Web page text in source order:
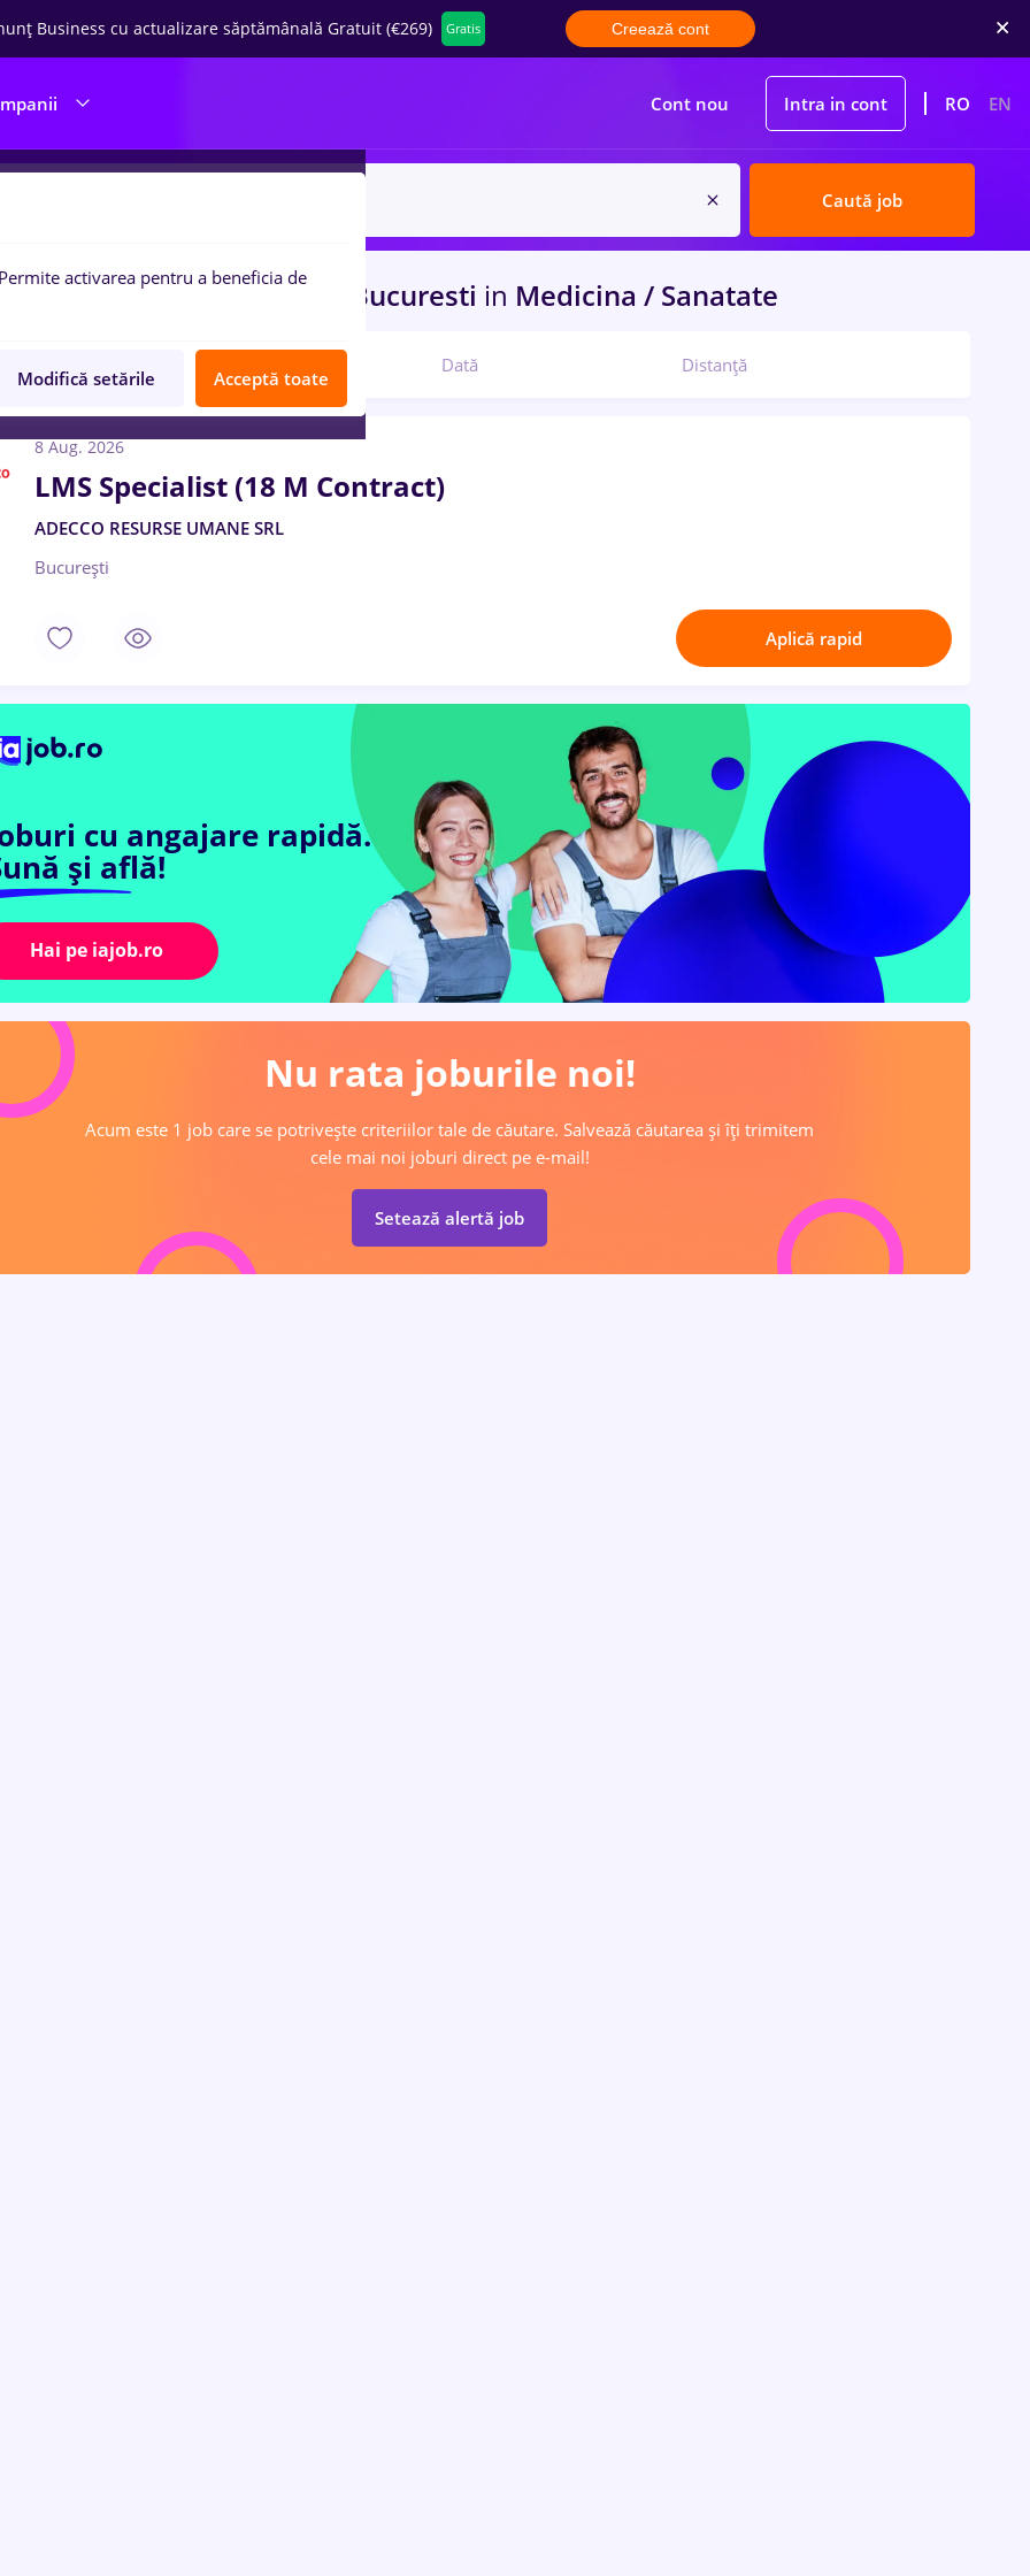
Business cu actualizare săptămânală Gratuit (€269) Gratis Creează cont
Cont nou Intra in cont RO EN
Caută job
muncaresurs umane Bucuresti in Medicina / Sanatate
Dată Distanță
8 Aug. 2026
LMS Specialist (18 M Contract)
ADECCO RESURSE UMANE SRL
București
Aplică rapid
cu angajare rapidă.
și află!
Hai pe iajob.ro
Nu rata joburile noi!
Acum este 1 job care se potrivește criteriilor tale de căutare. Salvează căutarea și îți trimitem
cele mai noi joburi direct pe e-mail!
Setează alertă job
Permite activarea pentru a beneficia de
Modifică setările Acceptă toate